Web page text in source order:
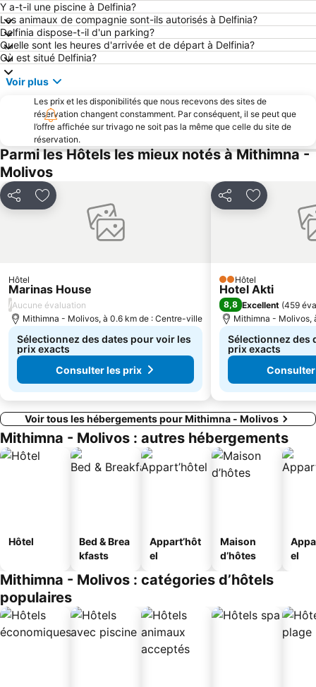
Y a-t-il une piscine à Delfinia?
Les animaux de compagnie sont-ils autorisés à Delfinia?
Delfinia dispose-t-il d'un parking?
Quelle sont les heures d'arrivée et de départ à Delfinia?
Où est situé Delfinia?
Voir plus
Les prix et les disponibilités que nous recevons des sites de
réservation changent constamment. Par conséquent, il se peut que
l’offre affichée sur trivago ne soit pas la même que celle du site de
réservation.
Parmi les Hôtels les mieux notés à Mithimna -
Molivos
PartagerAjouter à mes favoris
Hôtel
Marinas House
/Aucune évaluation
Mithimna - Molivos, à 0.6 km de : Centre-ville
Sélectionnez des dates pour voir les
prix exacts
Consulter les prix
PartagerAjouter à
2 Étoiles
Hôtel
Hotel Akti
8,8 Excellent (459
Mithimna - Molivos,
Sélectionnez des
prix exacts
Voir tous les hébergements pour Mithimna - Molivos
Mithimna - Molivos : autres hébergements
Hôtel
Bed & Brea
kfasts
Appart’hôt
el
Maison
d’hôtes
el
Mithimna - Molivos : catégories d’hôtels
populaires